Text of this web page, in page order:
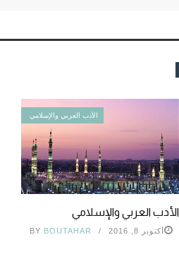
الأدب العربي والإسلامي
الأدب العربي والإسلامي
أكتوبر 8, 2016 BY BOUTAHAR